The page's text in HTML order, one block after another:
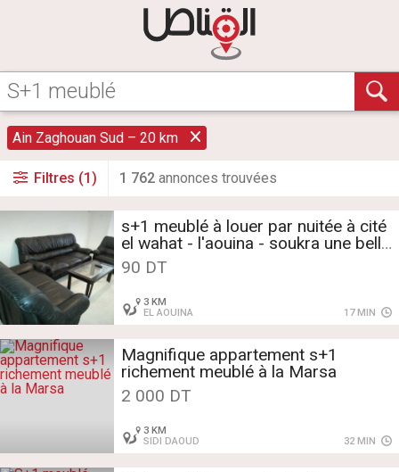
Ain Zaghouan Sud – 20 km
Filtres (1) 1 762 annonces trouvées
s+1 meublé à louer par nuitée à cité
el wahat - l'aouina - soukra une belle
90 DT
3 KM
EL AOUINA
17 MIN
Magnifique appartement s+1
richement meublé à la Marsa
2 000 DT
3 KM
SIDI DAOUD
32 MIN